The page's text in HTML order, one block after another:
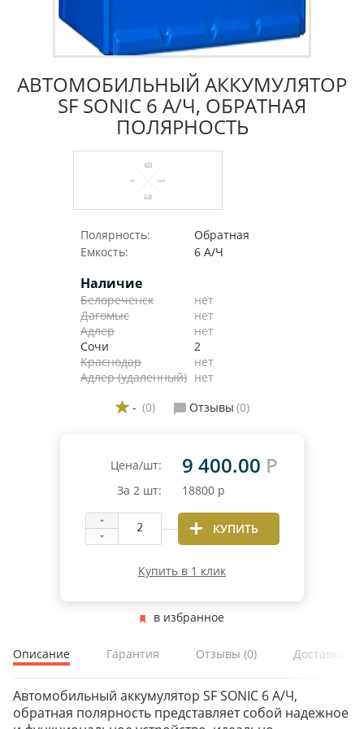
АВТОМОБИЛЬНЫЙ АККУМУЛЯТОР
SF SONIC 6 А/Ч, ОБРАТНАЯ
ПОЛЯРНОСТЬ
Полярность:
Обратная
Емкость:
6 А/Ч
Наличие
Белореченск
нет
Дагомыс
нет
Адлер
нет
Сочи
2
Краснодар
нет
Адлер (удаленный) нет
- (0) Отзывы (0)
Цена/шт: 9 400.00 Р
За 2 шт: 18800 р
КУПИТЬ
Купить в 1 клик
в избранное
Описание Гарантия Отзывы (0) Доставка и
Автомобильный аккумулятор SF SONIC 6 А/Ч,
обратная полярность представляет собой надежное